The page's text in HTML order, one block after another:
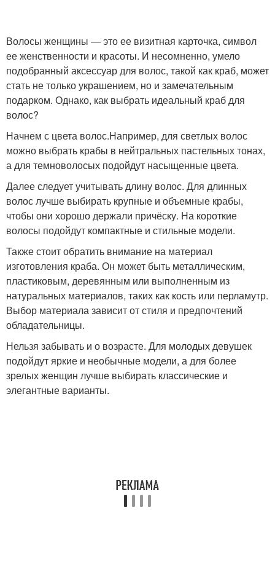
Волосы женщины — это ее визитная карточка, символ
ее женственности и красоты. И несомненно, умело
подобранный аксессуар для волос, такой как краб, может
стать не только украшением, но и замечательным
подарком. Однако, как выбрать идеальный краб для
волос?
Начнем с цвета волос.Например, для светлых волос
можно выбрать крабы в нейтральных пастельных тонах,
а для темноволосых подойдут насыщенные цвета.
Далее следует учитывать длину волос. Для длинных
волос лучше выбирать крупные и объемные крабы,
чтобы они хорошо держали причёску. На короткие
волосы подойдут компактные и стильные модели.
Также стоит обратить внимание на материал
изготовления краба. Он может быть металлическим,
пластиковым, деревянным или выполненным из
натуральных материалов, таких как кость или перламутр.
Выбор материала зависит от стиля и предпочтений
обладательницы.
Нельзя забывать и о возрасте. Для молодых девушек
подойдут яркие и необычные модели, а для более
зрелых женщин лучше выбирать классические и
элегантные варианты.